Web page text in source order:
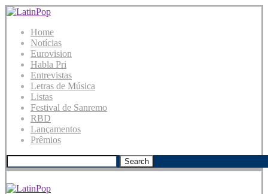
Home
Notícias
Eurovision
Habla Pri
Entrevistas
Letras de Música
Listas
Festival de Sanremo
RBD
Lançamentos
Prêmios
Search